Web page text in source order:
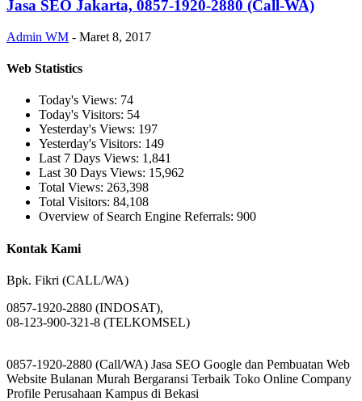
Jasa SEO Jakarta, 0857-1920-2880 (Call-WA)
Admin WM - Maret 8, 2017
Web Statistics
Today's Views: 74
Today's Visitors: 54
Yesterday's Views: 197
Yesterday's Visitors: 149
Last 7 Days Views: 1,841
Last 30 Days Views: 15,962
Total Views: 263,398
Total Visitors: 84,108
Overview of Search Engine Referrals: 900
Kontak Kami
Bpk. Fikri (CALL/WA)
0857-1920-2880 (INDOSAT),
08-123-900-321-8 (TELKOMSEL)
0857-1920-2880 (Call/WA) Jasa SEO Google dan Pembuatan Web
Website Bulanan Murah Bergaransi Terbaik Toko Online Company
Profile Perusahaan Kampus di Bekasi